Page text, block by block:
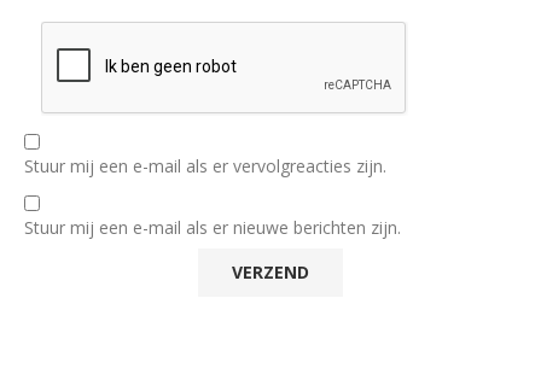
Stuur mij een e-mail als er vervolgreacties zijn.
Stuur mij een e-mail als er nieuwe berichten zijn.